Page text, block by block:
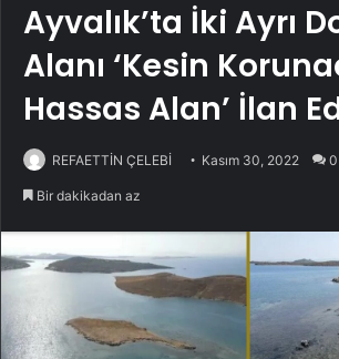
Ayvalık’ta İki Ayrı
Alanı ‘Kesin
Hassas Alan’ İlan
REFAETTİN ÇELEBİ Kasım 30, 2022 0
Bir dakikadan az